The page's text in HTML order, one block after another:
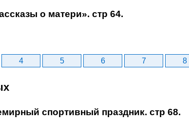
о матери». стр 64.
4 5 6 7 8
спортивный праздник. стр 68.